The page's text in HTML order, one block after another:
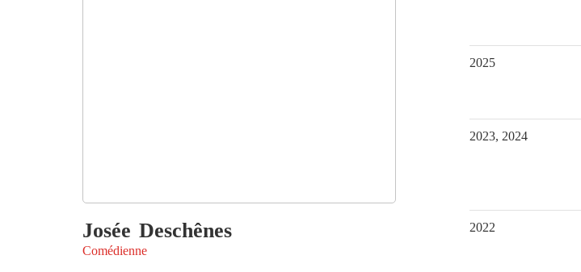
Josée Deschênes
Comédienne
2025
2023, 2024
2022